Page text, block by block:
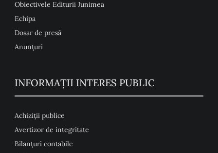
Obiectivele Editurii Junimea
Echipa
Dosar de presă
Anunţuri
INFORMAȚII INTERES PUBLIC
Achiziții publice
Avertizor de integritate
Bilanțuri contabile